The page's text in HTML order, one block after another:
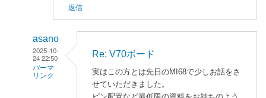
返信
asano
2025-10-
24 22:50
パーマ
リンク
Re: V70ボード
実はこの方とは先日のMI68で少しお話をさ
せていただきました。